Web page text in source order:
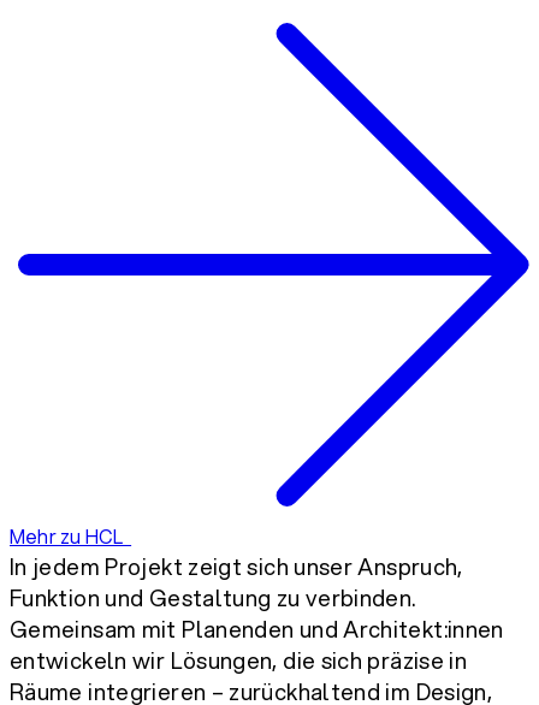
Mehr zu HCL
In jedem Projekt zeigt sich unser Anspruch,
Funktion und Gestaltung zu verbinden.
Gemeinsam mit Planenden und Architekt:innen
entwickeln wir Lösungen, die sich präzise in
Räume integrieren – zurückhaltend im Design,